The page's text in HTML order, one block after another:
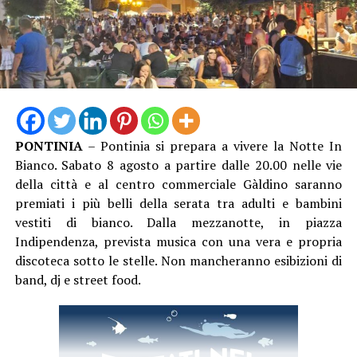
riscoprendo la sua parte più ancestrale, fatta di ritmi
travolgenti. Il risultato finale sarà una musica che viene
dal mare, tra jazz e tango, choro e sentimenti di
nostalgia e passione, in un legame che raggiunge e tocca
i posti più lontani del mondo.
Il giorno dopo, sabato 8 agosto, il Caroso Festival si
sposterà a Sermoneta nella Chiesa San Michele
PONTINIA– Pontinia si prepara a vivere la Notte In
Bianco. Sabato 8 agosto a partire dalle 20.00 nelle vie
della città e al centro commerciale Gàldino saranno
premiati i più belli della serata tra adulti e bambini
vestiti di bianco. Dalla mezzanotte, in piazza
Indipendenza, prevista musica con una vera e propria
discoteca sotto le stelle. Non mancheranno esibizioni di
band, dj e street food.